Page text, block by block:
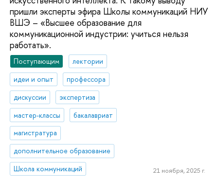
пришли эксперты эфира Школы коммуникаций НИУ
ВШЭ – «Высшее образование для
коммуникационной индустрии: учиться нельзя
работать».
Поступающим
лектории
идеи и опыт
профессора
дискуссии
экспертиза
мастер-классы
бакалавриат
магистратура
дополнительное образование
Школа коммуникаций
21 ноября, 2025 г.